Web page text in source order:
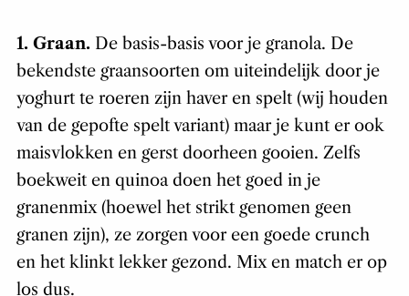
1. Graan. De basis-basis voor je granola. De
bekendste graansoorten om uiteindelijk door je
yoghurt te roeren zijn haver en spelt (wij houden
van de gepofte spelt variant) maar je kunt er ook
maisvlokken en gerst doorheen gooien. Zelfs
boekweit en quinoa doen het goed in je
granenmix (hoewel het strikt genomen geen
granen zijn), ze zorgen voor een goede crunch
en het klinkt lekker gezond. Mix en match er op
los dus.